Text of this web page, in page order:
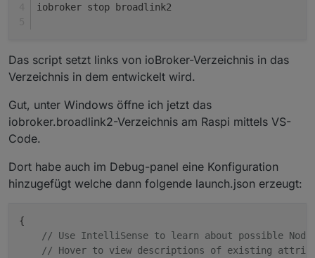
iobroker stop broadlink2
Das script setzt links von ioBroker-Verzeichnis in das
Verzeichnis in dem entwickelt wird.
Gut, unter Windows öffne ich jetzt das
iobroker.broadlink2-Verzeichnis am Raspi mittels VS-
Code.
Dort habe auch im Debug-panel eine Konfiguration
hinzugefügt welche dann folgende launch.json erzeugt:
{
// Use IntelliSense to learn about possible
// Hover to view descriptions of existing